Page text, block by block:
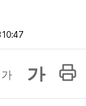
10:47
가 가